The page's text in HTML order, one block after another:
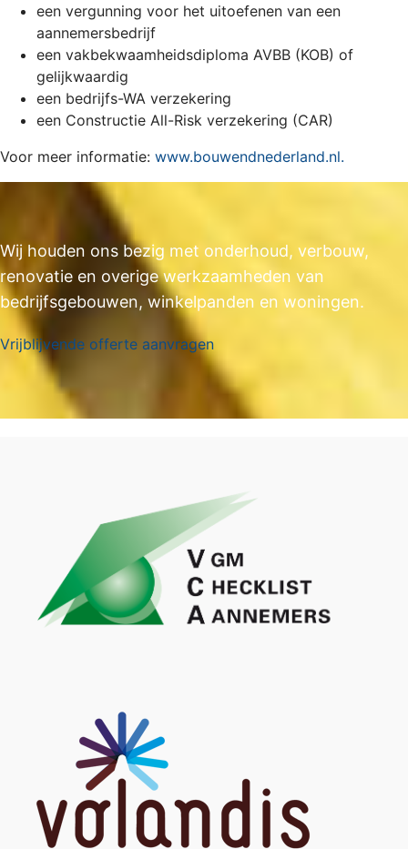
een vergunning voor het uitoefenen van een
aannemersbedrijf
een vakbekwaamheidsdiploma AVBB (KOB) of
gelijkwaardig
een bedrijfs-WA verzekering
een Constructie All-Risk verzekering (CAR)
Voor meer informatie: www.bouwendnederland.nl.
Wij houden ons bezig met onderhoud, verbouw,
renovatie en overige werkzaamheden van
bedrijfsgebouwen, winkelpanden en woningen.
Vrijblijvende offerte aanvragen